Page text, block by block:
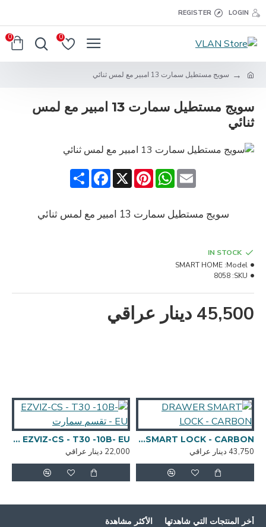
LOGIN
REGISTER
0
0
سويج مستطيل سمارت 13 امبير مع لمس ثنائي
سويج مستطيل سمارت 13 امبير مع لمس
ثنائي
Share
Facebook X
Pinterest
WhatsAppEmail
سويج مستطيل سمارت 13 امبير مع لمس ثنائي
45,500 دينار عراقي
IN STOCK
Model:
SMART HOME
SKU:
8058
DRAWER SMART LOCK - CARBON
43,750 دينار عراقي
EZVIZ-CS - T30 -10B- EU - تقسم سمارت
22,000 دينار عراقي
أخر المنتجات التي شاهدتها الأكثر مشاهدة